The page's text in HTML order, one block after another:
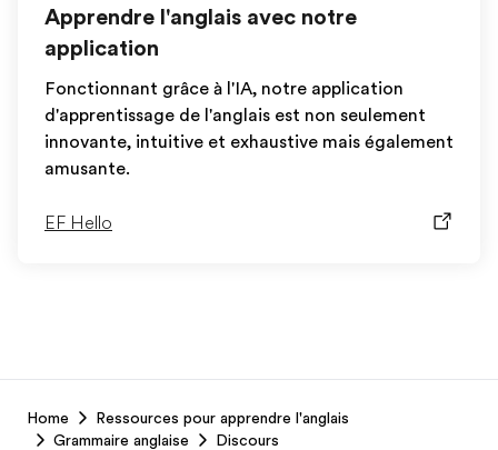
Apprendre l'anglais avec notre
application
Fonctionnant grâce à l'IA, notre application
d'apprentissage de l'anglais est non seulement
innovante, intuitive et exhaustive mais également
amusante.
EF Hello
Footer
Home
Ressources pour apprendre l'anglais
Grammaire anglaise
Discours